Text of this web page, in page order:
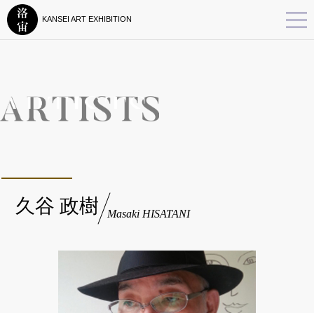
KANSEI ART EXHIBITION
久谷 政樹 Masaki HISATANI